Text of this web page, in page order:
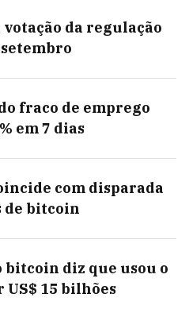
votação da regulação
fraco de emprego
em 7 dias
com disparada
de bitcoin
diz que usou o
US$ 15 bilhões